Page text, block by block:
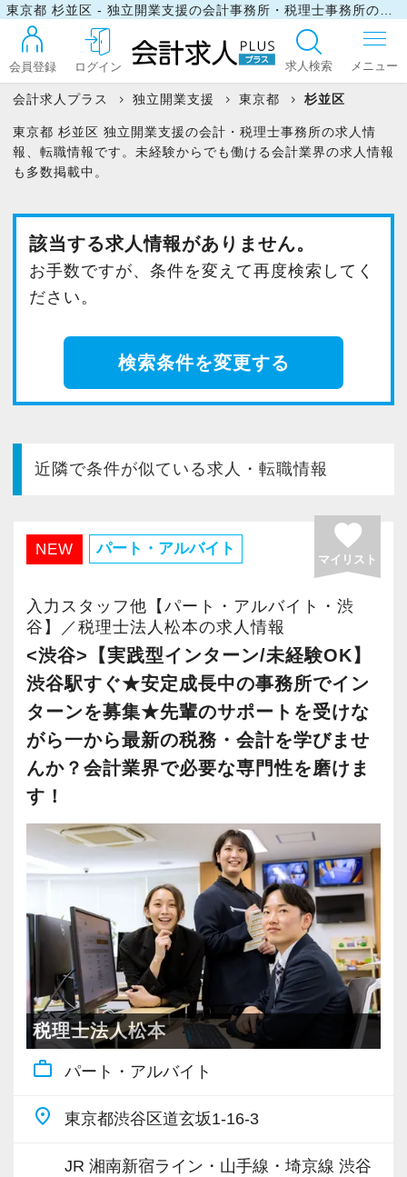
会員登録 ログイン 求人検索
ログイン
最近見た求人
マイリスト
採用ご担当者様
会計求人プラス 独立開業支援 東京都 杉並区
東京都 杉並区 独立開業支援の会計・税理士事務所の求人情
報、転職情報です。未経験からでも働ける会計業界の求人情報
も多数掲載中。
該当する求人情報がありません。
お手数ですが、条件を変えて再度検索してく
ださい。
検索条件を変更する
近隣で条件が似ている求人・転職情報
NEW パート・アルバイト favorite
マイリスト
入力スタッフ他【パート・アルバイト・渋
谷】／税理士法人松本の求人情報
<渋谷>【実践型インターン/未経験OK】
渋谷駅すぐ★安定成長中の事務所でイン
ターンを募集★先輩のサポートを受けな
がら一から最新の税務・会計を学びませ
んか？会計業界で必要な専門性を磨けま
す！
税理士法人松本
work_outline パート・アルバイト
place 東京都渋谷区道玄坂1-16-3
JR 湘南新宿ライン・山手線・埼京線 渋谷